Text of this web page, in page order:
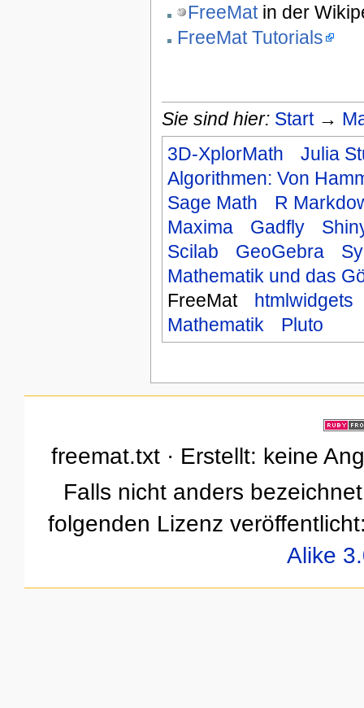
FreeMatin der
FreeMat Tutorials
Sie sind hier: Start→
3D-XplorMath
Julia
Algorithmen: Von
Sage Math
R
Maxima
Gadfly
Scilab
GeoGebra
Mathematik und das
FreeMat
htmlwidgets
Mathematik
Pluto
freemat.txt · Erstellt: keine
Falls nicht anders
folgenden Lizenz
Alike